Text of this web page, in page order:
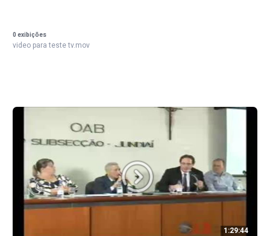
0 exibições
video para teste tv.mov
1:29:44